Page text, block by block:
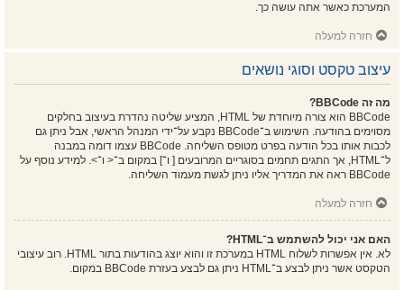
המערכת כאשר אתה עושה כך.
חזרה למעלה
עיצוב טקסט וסוגי נושאים
מה זה BBCode?
BBCode הוא צורה מיוחדת של HTML, המציע שליטה נהדרת בעיצוב בחלקים
מסוימים בהודעה. השימוש ב־BBCode נקבע על־ידי המנהל הראשי, אבל ניתן גם
לכבות אותו בכל הודעה בפרט מטופס השליחה. BBCode עצמו דומה במבנה
ל־HTML, אך התגים תחמים בסוגריים המרובעים [ ו־] במקום ב־< ו־>. למידע נוסף על
BBCode ראה את המדריך אליו ניתן לגשת מעמוד השליחה.
חזרה למעלה
האם אני יכול להשתמש ב־HTML?
לא. אין אפשרות לשלוח HTML במערכת זו והוא יוצג בהודעות בתור HTML. רוב עיצובי
הטקסט אשר ניתן לבצע ב־HTML ניתן גם לבצע בעזרת BBCode במקום.